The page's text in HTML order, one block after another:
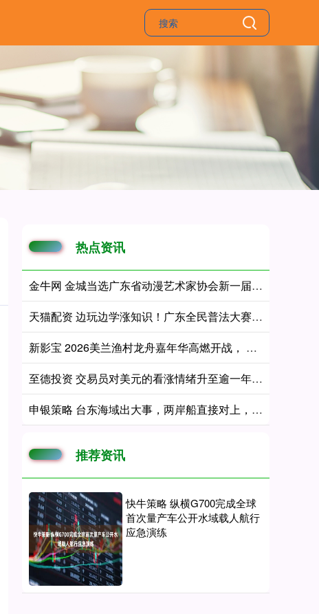
热点资讯
金牛网 金城当选广东省动漫艺术家协会新一届主席
天猫配资 边玩边学涨知识！广东全民普法大赛邀青少年一起“法智闯关”！
新影宝 2026美兰渔村龙舟嘉年华高燃开战， 首周晋级名额出炉
至德投资 交易员对美元的看涨情绪升至逾一年来最高水平
申银策略 台东海域出大事，两岸船直接对上，日本也掺和了，咱们5部门联手
推荐资讯
快牛策略 纵横G700完成全球
首次量产车公开水域载人航行
应急演练